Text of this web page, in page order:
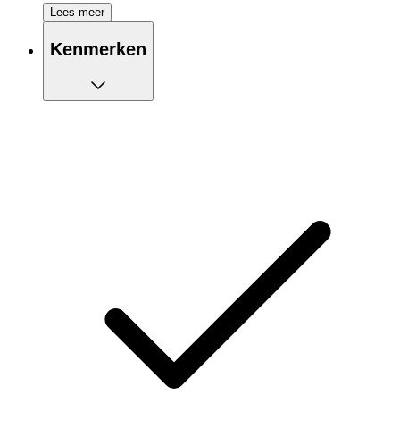
Water- en winddicht jack
Ventilerend vermogen om je koel te houden
Koordstopper bij capuchon
Naden zijn getapet om schuren te voorkomen
het donker is
Gemaakt van gerecycled polyester
Lees meer
Kenmerken